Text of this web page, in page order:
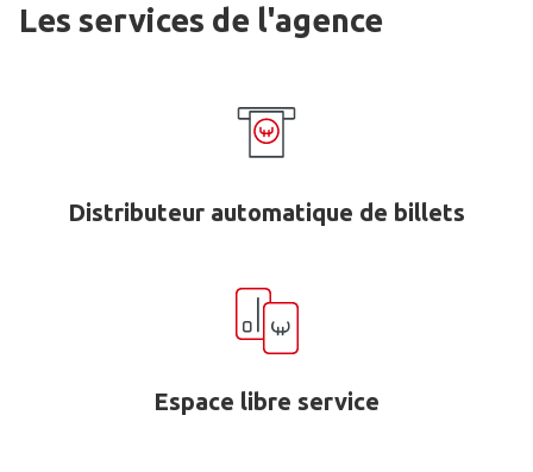
Les services de l'agence
Distributeur automatique de billets
Espace libre service